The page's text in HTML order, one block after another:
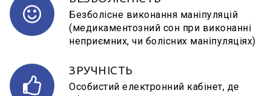
Безболісне виконання маніпуляцій
(медикаментозний сон при виконанні
неприємних, чи болісних маніпуляціях)
ЗРУЧНІСТЬ
Особистий електронний кабінет, де